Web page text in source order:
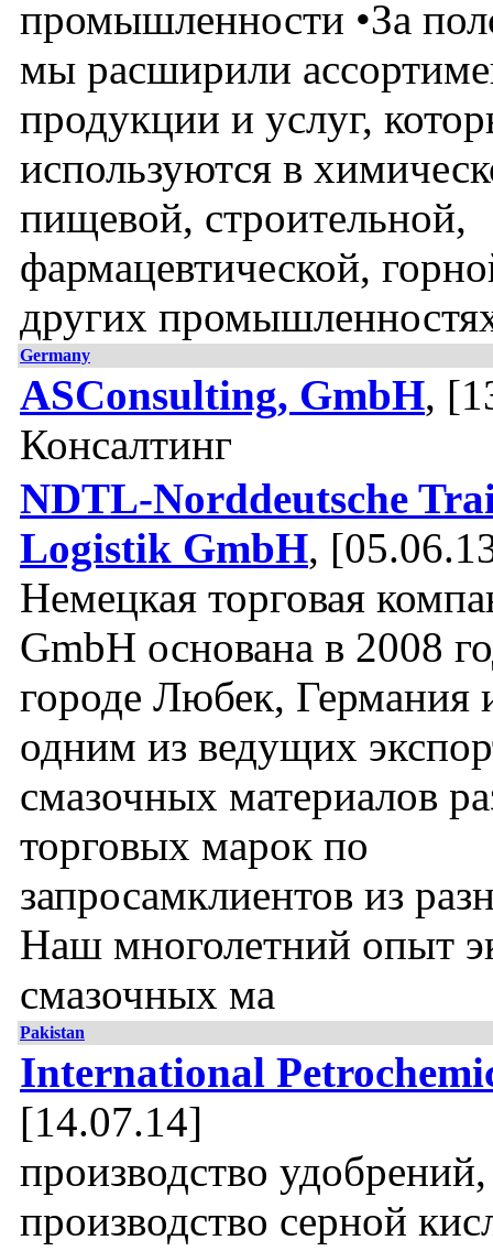
промышленности •За
мы расширили
продукции и услуг,
используются в
пищевой, строительной,
фармацевтической,
других
Germany
ASConsulting, GmbH,
Консалтинг
NDTL-Norddeutsche
Logistik GmbH,
Немецкая торговая
GmbH основана в 2008
городе Любек, Германия
одним из ведущих
смазочных материалов
торговых марок по
запросамклиентов из
Наш многолетний опыт
смазочных ма
Pakistan
International
[14.07.14]
производство удобрений,
производство серной